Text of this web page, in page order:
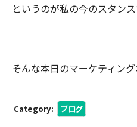
というのが私の今のスタンス
そんな本日のマーケティング
Category: ブログ